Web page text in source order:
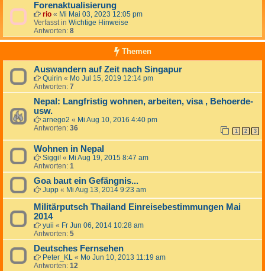
Forenaktualisierung
rio « Mi Mai 03, 2023 12:05 pm
Verfasst in Wichtige Hinweise
Antworten: 8
Themen
Auswandern auf Zeit nach Singapur
Quirin « Mo Jul 15, 2019 12:14 pm
Antworten: 7
Nepal: Langfristig wohnen, arbeiten, visa , Behoerde-
usw.
arnego2 « Mi Aug 10, 2016 4:40 pm
Antworten: 36 1 2 3
Wohnen in Nepal
Siggi! « Mi Aug 19, 2015 8:47 am
Antworten: 1
Goa baut ein Gefängnis...
Jupp « Mi Aug 13, 2014 9:23 am
Militärputsch Thailand Einreisebestimmungen Mai
2014
yuii « Fr Jun 06, 2014 10:28 am
Antworten: 5
Deutsches Fernsehen
Peter_KL « Mo Jun 10, 2013 11:19 am
Antworten: 12